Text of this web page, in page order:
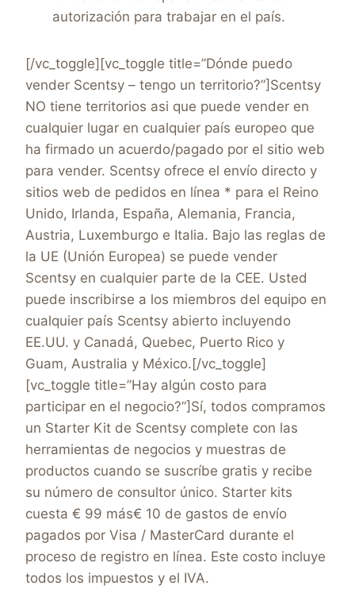
autorización para trabajar en el país.
[/vc_toggle][vc_toggle title=”Dónde puedo
vender Scentsy – tengo un territorio?”]Scentsy
NO tiene territorios asi que puede vender en
cualquier lugar en cualquier país europeo que
ha firmado un acuerdo/pagado por el sitio web
para vender. Scentsy ofrece el envío directo y
sitios web de pedidos en línea * para el Reino
Unido, Irlanda, España, Alemania, Francia,
Austria, Luxemburgo e Italia. Bajo las reglas de
la UE (Unión Europea) se puede vender
Scentsy en cualquier parte de la CEE. Usted
puede inscribirse a los miembros del equipo en
cualquier país Scentsy abierto incluyendo
EE.UU. y Canadá, Quebec, Puerto Rico y
Guam, Australia y México.[/vc_toggle]
[vc_toggle title=”Hay algún costo para
participar en el negocio?”]Sí, todos compramos
un Starter Kit de Scentsy complete con las
herramientas de negocios y muestras de
productos cuando se suscríbe gratis y recibe
su número de consultor único. Starter kits
cuesta € 99 más€ 10 de gastos de envío
pagados por Visa / MasterCard durante el
proceso de registro en línea. Este costo incluye
todos los impuestos y el IVA.